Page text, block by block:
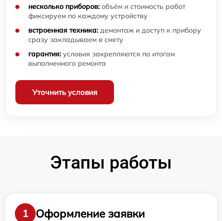
несколько приборов: объём и стоимость работ
фиксируем по каждому устройству
встроенная техника: демонтаж и доступ к прибору
сразу закладываем в смету
гарантия: условия закрепляются по итогам
выполненного ремонта
Уточнить условия
Этапы работы
1
Оформление заявки